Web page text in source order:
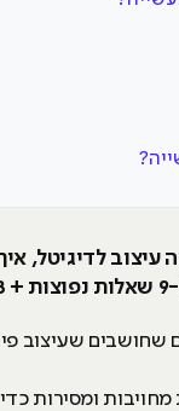
עיצוב לדיגיטל,
שעיצוב
ומסירות